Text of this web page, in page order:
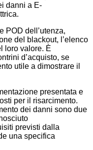
danni a E-
POD dell’utenza,
del blackout, l’elenco
loro valore. È
d’acquisto, se
utile a dimostrare il
presentata e
per il risarcimento.
dei danni sono due
previsti dalla
una specifica